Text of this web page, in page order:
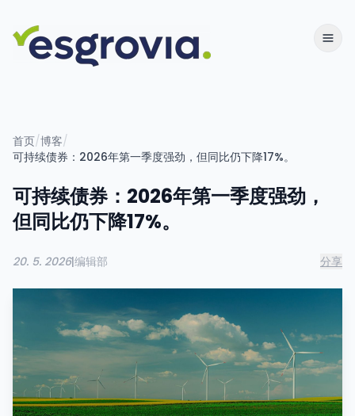
首页/博客/
可持续债券：2026年第一季度强劲，但同比仍下降17%。
可持续债券：2026年第一季度强劲，
但同比仍下降17%。
20. 5. 2026|编辑部 分享